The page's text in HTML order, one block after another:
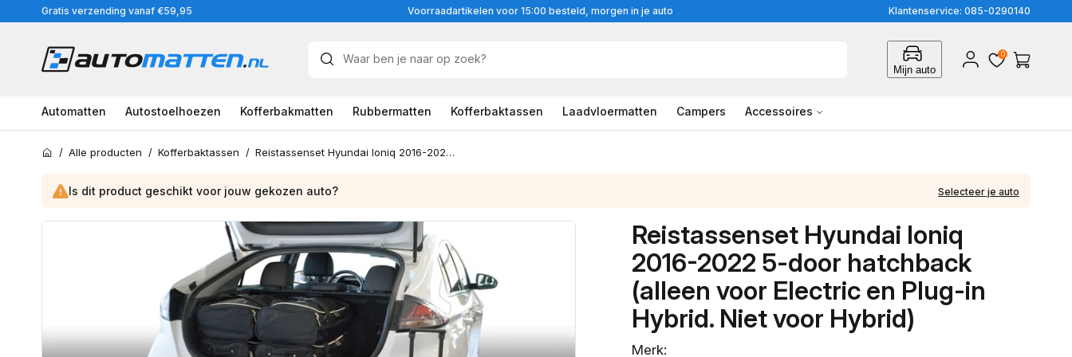
naar
Gratis verzending vanaf €59,95 Voorraadartikelen voor 15:00 besteld, morgen in je auto Klantenservice: 085-0290140
Mijn auto
Inloggen 0
Winkelwagen
Automatten Autostoelhoezen Kofferbakmatten Rubbermatten Kofferbaktassen Laadvloermatten Campers Accessoires
Home
/ Alle producten / Kofferbaktassen / Reistassenset Hyundai Ioniq 2016-2022 5-door hatchback (alleen voor Electric en Plug-in Hybrid. Niet voor Hybrid)
Is dit product geschikt voor jouw gekozen auto? Selecteer je auto
Reistassenset Hyundai Ioniq
2016-2022 5-door hatchback
(alleen voor Electric en Plug-in
Hybrid. Niet voor Hybrid)
Merk: